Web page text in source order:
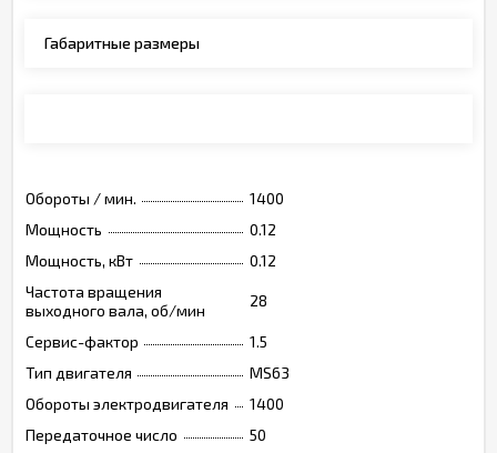
Габаритные размеры
Обороты / мин.
1400
Мощность
0.12
Мощность, кВт
0.12
Частота вращения
выходного вала, об/мин
28
Сервис-фактор
1.5
Тип двигателя
MS63
Обороты электродвигателя
1400
Передаточное число
50